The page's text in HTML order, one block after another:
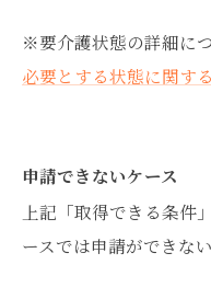
※要介護状態の詳細に
必要とする状態に関す
申請できないケース
上記「取得できる条件
ースでは申請ができな